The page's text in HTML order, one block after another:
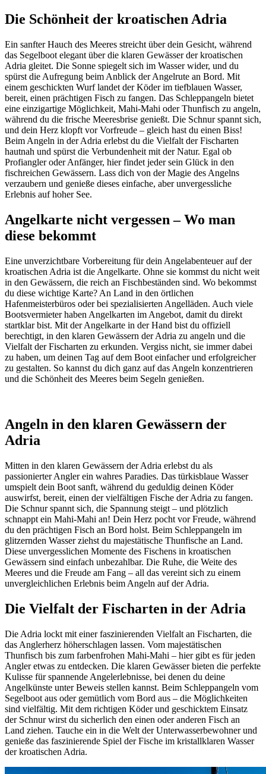
Die Schönheit der kroatischen Adria
Ein sanfter Hauch des Meeres streicht über dein Gesicht, während
das Segelboot elegant über die klaren Gewässer der kroatischen
Adria gleitet. Die Sonne spiegelt sich im Wasser wider, und du
spürst die Aufregung beim Anblick der Angelrute an Bord. Mit
einem geschickten Wurf landet der Köder im tiefblauen Wasser,
bereit, einen prächtigen Fisch zu fangen. Das Schleppangeln bietet
eine einzigartige Möglichkeit, Mahi-Mahi oder Thunfisch zu angeln,
während du die frische Meeresbrise genießt. Die Schnur spannt sich,
und dein Herz klopft vor Vorfreude – gleich hast du einen Biss!
Beim Angeln in der Adria erlebst du die Vielfalt der Fischarten
hautnah und spürst die Verbundenheit mit der Natur. Egal ob
Profiangler oder Anfänger, hier findet jeder sein Glück in den
fischreichen Gewässern. Lass dich von der Magie des Angelns
verzaubern und genieße dieses einfache, aber unvergessliche
Erlebnis auf hoher See.
Angelkarte nicht vergessen – Wo man
diese bekommt
Eine unverzichtbare Vorbereitung für dein Angelabenteuer auf der
kroatischen Adria ist die Angelkarte. Ohne sie kommst du nicht weit
in den Gewässern, die reich an Fischbeständen sind. Wo bekommst
du diese wichtige Karte? An Land in den örtlichen
Hafenmeisterbüros oder bei spezialisierten Angelläden. Auch viele
Bootsvermieter haben Angelkarten im Angebot, damit du direkt
startklar bist. Mit der Angelkarte in der Hand bist du offiziell
berechtigt, in den klaren Gewässern der Adria zu angeln und die
Vielfalt der Fischarten zu erkunden. Vergiss nicht, sie immer dabei
zu haben, um deinen Tag auf dem Boot einfacher und erfolgreicher
zu gestalten. So kannst du dich ganz auf das Angeln konzentrieren
und die Schönheit des Meeres beim Segeln genießen.
Angeln in den klaren Gewässern der
Adria
Mitten in den klaren Gewässern der Adria erlebst du als
passionierter Angler ein wahres Paradies. Das türkisblaue Wasser
umspielt dein Boot sanft, während du geduldig deinen Köder
auswirfst, bereit, einen der vielfältigen Fische der Adria zu fangen.
Die Schnur spannt sich, die Spannung steigt – und plötzlich
schnappt ein Mahi-Mahi an! Dein Herz pocht vor Freude, während
du den prächtigen Fisch an Bord holst. Beim Schleppangeln im
glitzernden Wasser ziehst du majestätische Thunfische an Land.
Diese unvergesslichen Momente des Fischens in kroatischen
Gewässern sind einfach unbezahlbar. Die Ruhe, die Weite des
Meeres und die Freude am Fang – all das vereint sich zu einem
unvergleichlichen Erlebnis beim Angeln auf der Adria.
Die Vielfalt der Fischarten in der Adria
Die Adria lockt mit einer faszinierenden Vielfalt an Fischarten, die
das Anglerherz höherschlagen lassen. Vom majestätischen
Thunfisch bis zum farbenfrohen Mahi-Mahi – hier gibt es für jeden
Angler etwas zu entdecken. Die klaren Gewässer bieten die perfekte
Kulisse für spannende Angelerlebnisse, bei denen du deine
Angelkünste unter Beweis stellen kannst. Beim Schleppangeln vom
Segelboot aus oder gemütlich vom Bord aus – die Möglichkeiten
sind vielfältig. Mit dem richtigen Köder und geschicktem Einsatz
der Schnur wirst du sicherlich den einen oder anderen Fisch an
Land ziehen. Tauche ein in die Welt der Unterwasserbewohner und
genieße das faszinierende Spiel der Fische im kristallklaren Wasser
der kroatischen Adria.